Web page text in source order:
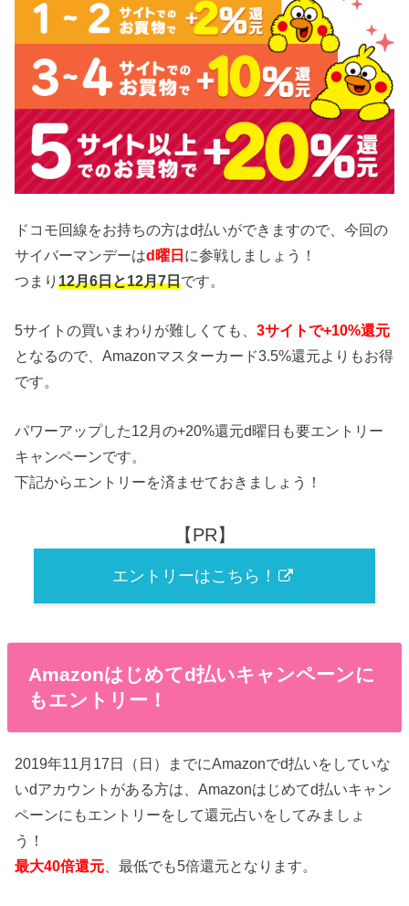
ドコモ回線をお持ちの方はd払いができますので、今回の
サイバーマンデーはd曜日に参戦しましょう！
つまり12月6日と12月7日です。
5サイトの買いまわりが難しくても、3サイトで+10%還元
となるので、Amazonマスターカード3.5%還元よりもお得
です。
パワーアップした12月の+20%還元d曜日も要エントリー
キャンペーンです。
下記からエントリーを済ませておきましょう！
【PR】
エントリーはこちら！
Amazonはじめてd払いキャンペーンに
もエントリー！
2019年11月17日（日）までにAmazonでd払いをしていな
いdアカウントがある方は、Amazonはじめてd払いキャン
ペーンにもエントリーをして還元占いをしてみましょ
う！
最大40倍還元 、最低でも5倍還元となります。